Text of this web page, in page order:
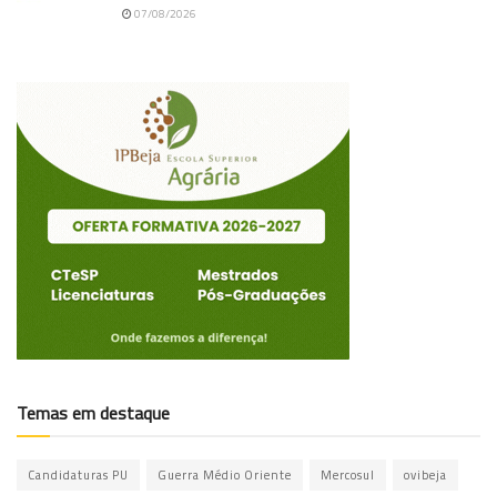
07/08/2026
Temas em destaque
Candidaturas PU Guerra Médio Oriente Mercosul ovibeja